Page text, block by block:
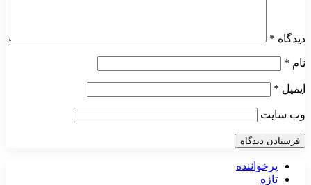
دیدگاه *
نام *
ایمیل *
وب‌ سایت
پرخواننده
تازه